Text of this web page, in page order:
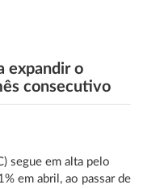
expandir o
consecutivo
segue em alta pelo
em abril, ao passar de